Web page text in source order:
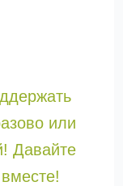
или
Давайте